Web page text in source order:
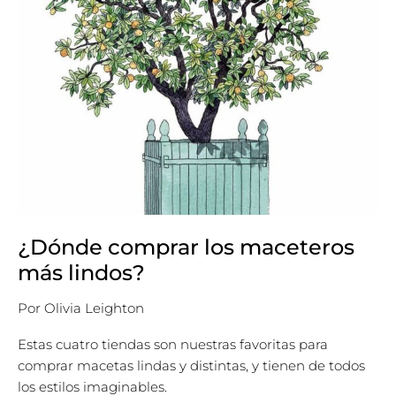
¿Dónde comprar los maceteros
más lindos?
Por Olivia Leighton
Estas cuatro tiendas son nuestras favoritas para
comprar macetas lindas y distintas, y tienen de todos
los estilos imaginables.